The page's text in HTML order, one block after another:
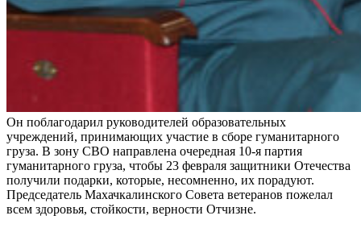
Он поблагодарил руководителей образовательных
учреждений, принимающих участие в сборе гуманитарного
груза. В зону СВО направлена очередная 10-я партия
гуманитарного груза, чтобы 23 февраля защитники Отечества
получили подарки, которые, несомненно, их порадуют.
Председатель Махачкалинского Совета ветеранов пожелал
всем здоровья, стойкости, верности Отчизне.